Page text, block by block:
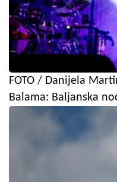
FOTO / Danijela
Balama: Baljanska